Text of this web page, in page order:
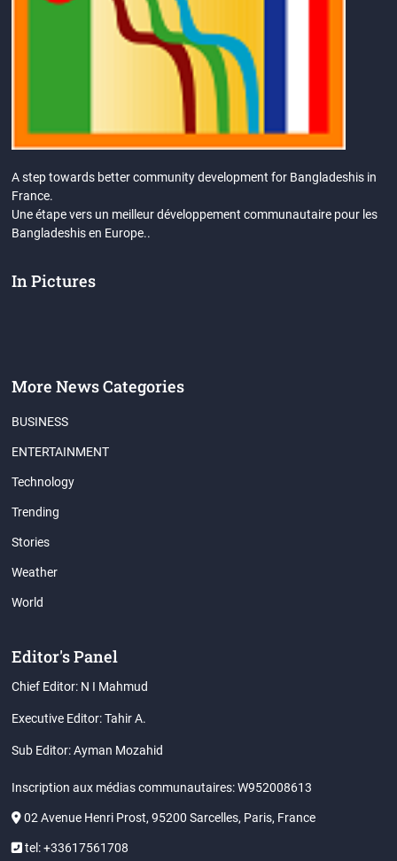
A step towards better community development for Bangladeshis in
France.
Une étape vers un meilleur développement communautaire pour les
Bangladeshis en Europe..
In Pictures
More News Categories
BUSINESS
ENTERTAINMENT
Technology
Trending
Stories
Weather
World
Editor's Panel
Chief Editor: N I Mahmud
Executive Editor: Tahir A.
Sub Editor: Ayman Mozahid
Inscription aux médias communautaires: W952008613
02 Avenue Henri Prost, 95200 Sarcelles, Paris, France
tel: +33617561708